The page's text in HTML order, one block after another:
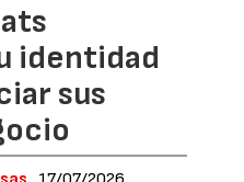
identidad
sus